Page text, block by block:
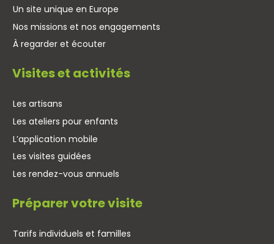
Un site unique en Europe
Nos missions et nos engagements
À regarder et écouter
Visites et activités
Les artisans
Les ateliers pour enfants
L’application mobile
Les visites guidées
Les rendez-vous annuels
Préparer votre visite
Tarifs individuels et familles